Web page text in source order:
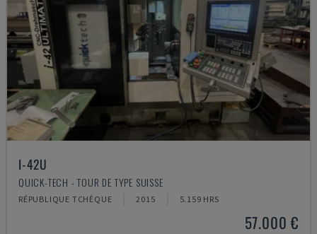
I-42U
QUICK-TECH - TOUR DE TYPE SUISSE
RÉPUBLIQUE TCHÈQUE 2015 5.159 HRS
57.000 €